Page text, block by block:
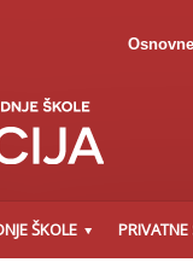
ŠKOLE PRIVATNE